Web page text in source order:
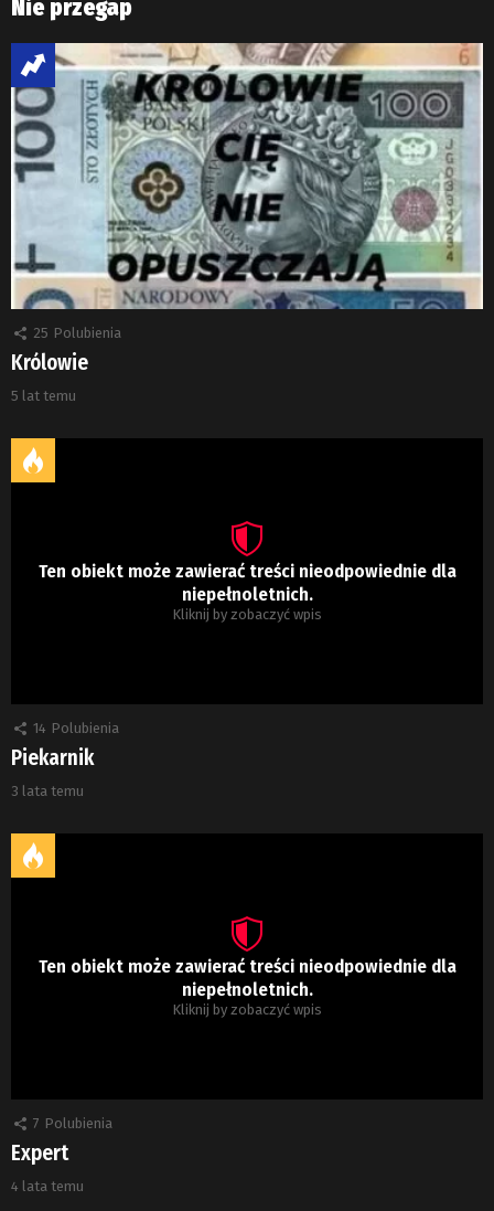
Nie przegap
25 Polubienia
Królowie
5 lat temu
Ten obiekt może zawierać treści nieodpowiednie dla
niepełnoletnich.
Kliknij by zobaczyć wpis
14 Polubienia
Piekarnik
3 lata temu
Ten obiekt może zawierać treści nieodpowiednie dla
niepełnoletnich.
Kliknij by zobaczyć wpis
7 Polubienia
Expert
4 lata temu